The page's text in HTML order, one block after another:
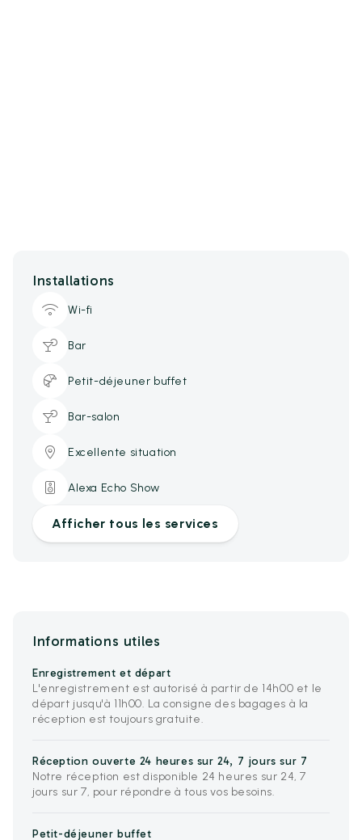
Installations
Wi-fi
Bar
Petit-déjeuner buffet
Bar-salon
Excellente situation
Alexa Echo Show
Afficher tous les services
Informations utiles
Enregistrement et départ
L'enregistrement est autorisé à partir de 14h00 et le
départ jusqu'à 11h00. La consigne des bagages à la
réception est toujours gratuite.
Réception ouverte 24 heures sur 24, 7 jours sur 7
Notre réception est disponible 24 heures sur 24, 7
jours sur 7, pour répondre à tous vos besoins.
Petit-déjeuner buffet